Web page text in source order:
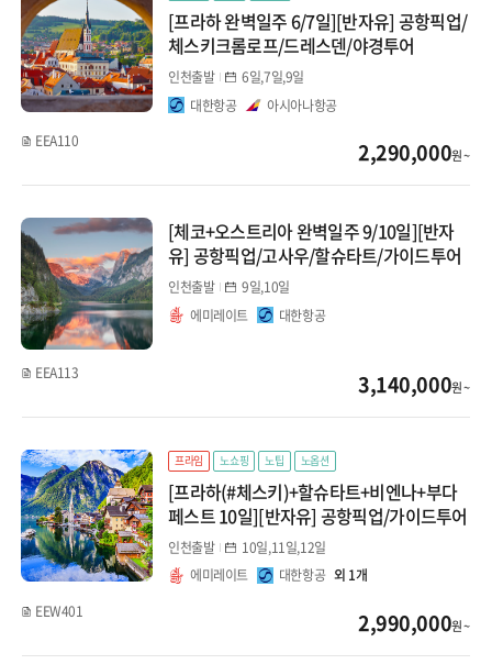
[프라하 완벽일주 6/7일][반자유] 공항픽업/
체스키크롬로프/드레스덴/야경투어
인천출발
6일,7일,9일
대한항공
아시아나항공
EEA110
2,290,000원 ~
[체코+오스트리아 완벽일주 9/10일][반자
유] 공항픽업/고사우/할슈타트/가이드투어
인천출발
9일,10일
에미레이트
대한항공
EEA113 3,140,000원 ~
프라임 노쇼핑 노팁 노옵션
[프라하(#체스키)+할슈타트+비엔나+부다
페스트 10일][반자유] 공항픽업/가이드투어
인천출발
10일,11일,12일
에미레이트
대한항공 외 1개
EEW401
2,990,000원 ~